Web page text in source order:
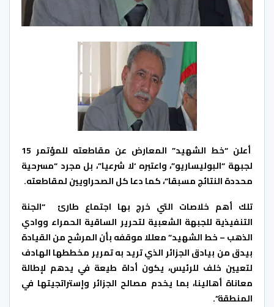
أعلن “خط الشهيد” المعارض عن مقاطعته للمؤتمر 15
لجبهة “البوليساريو”، واعتبره ‘لا شرعيا”، بل مجرد “مسرحية
محددة النتائج مسبقا”، كما دعا كل الصحراويين لمقاطعته.
تلك أهم خلاصات التي خرج بها اجتماع طارئ “الجنة
التنفيذية للجبهة الشعبية لتحرير الساقية الحمراء ووادي
الذهب – خط الشهيد” معللا موقفه بأن المرشح من القيادة
بيدق من بيادق الجزائر الذي تريد به تمرير مخططها الهادف
لتعيين خلف للرئيس، يكون أداة طيعة في يدهم لإطالة
معاناة أهالينا، بما يخدم مصالح الجزائر وإستراتجيتها في
المنطقة”.